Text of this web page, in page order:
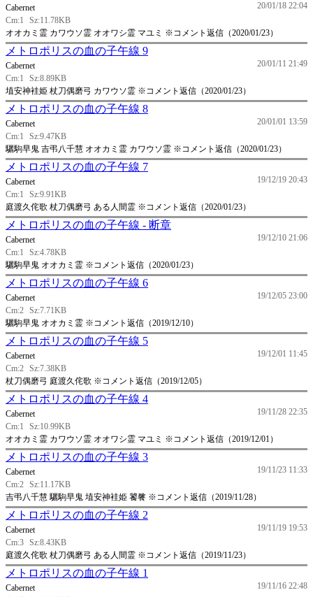
20/01/18 22:04
Cabernet
Cm:1
Sz:11.78KB
オオカミ霊 カワウソ霊 オオワシ霊 マユミ ※コメント返信（2020/01/23）
メトロポリスの血の子午線 9
20/01/11 21:49
Cabernet
Cm:1
Sz:8.89KB
埴安神袿姫 杖刀偶磨弓 カワウソ霊 ※コメント返信（2020/01/23）
メトロポリスの血の子午線 8
20/01/01 13:59
Cabernet
Cm:1
Sz:9.47KB
驪駒早鬼 吉弔八千慧 オオカミ霊 カワウソ霊 ※コメント返信（2020/01/23）
メトロポリスの血の子午線 7
19/12/19 20:43
Cabernet
Cm:1
Sz:9.91KB
庭渡久侘歌 杖刀偶磨弓 ある人間霊 ※コメント返信（2020/01/23）
メトロポリスの血の子午線 - 断章
19/12/10 21:06
Cabernet
Cm:1
Sz:4.78KB
驪駒早鬼 オオカミ霊 ※コメント返信（2020/01/23）
メトロポリスの血の子午線 6
19/12/05 23:00
Cabernet
Cm:2 Sz:7.71KB
驪駒早鬼 オオカミ霊 ※コメント返信（2019/12/10）
メトロポリスの血の子午線 5
19/12/01 11:45
Cabernet
Cm:2 Sz:7.38KB
杖刀偶磨弓 庭渡久侘歌 ※コメント返信（2019/12/05）
メトロポリスの血の子午線 4
19/11/28 22:35
Cabernet
Cm:1
Sz:10.99KB
オオカミ霊 カワウソ霊 オオワシ霊 マユミ ※コメント返信（2019/12/01）
メトロポリスの血の子午線 3
19/11/23 11:33
Cabernet
Cm:2 Sz:11.17KB
吉弔八千慧 驪駒早鬼 埴安神袿姫 饕餮 ※コメント返信（2019/11/28）
メトロポリスの血の子午線 2
19/11/19 19:53
Cabernet
Cm:3 Sz:8.43KB
庭渡久侘歌 杖刀偶磨弓 ある人間霊 ※コメント返信（2019/11/23）
メトロポリスの血の子午線 1
19/11/16 22:48
Cabernet